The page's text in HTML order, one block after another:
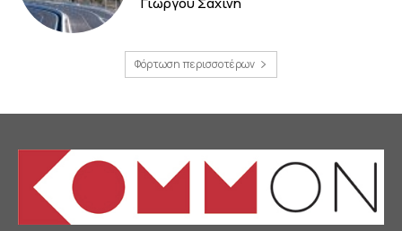
Φόρτωση περισσοτέρων